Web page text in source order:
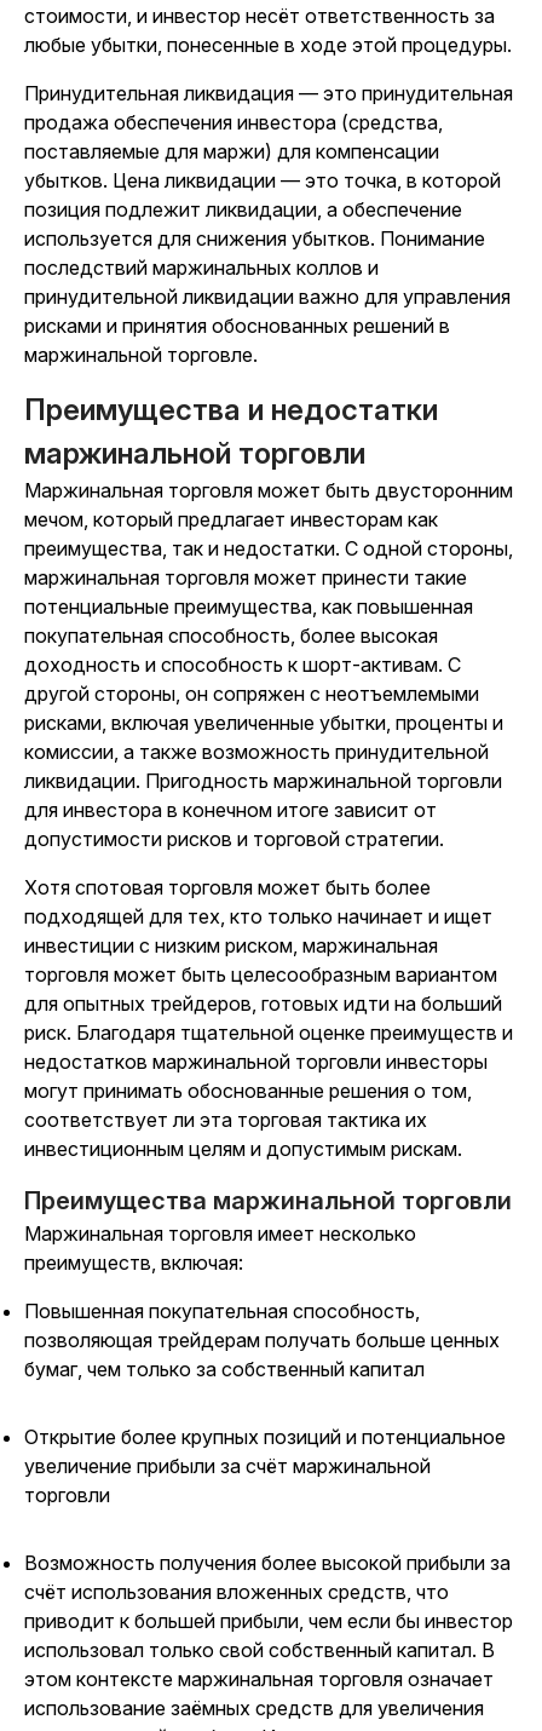
стоимости, и инвестор несёт ответственность за
любые убытки, понесенные в ходе этой процедуры.
Принудительная ликвидация — это принудительная
продажа обеспечения инвестора (средства,
поставляемые для маржи) для компенсации
убытков. Цена ликвидации — это точка, в которой
позиция подлежит ликвидации, а обеспечение
используется для снижения убытков. Понимание
последствий маржинальных коллов и
принудительной ликвидации важно для управления
рисками и принятия обоснованных решений в
маржинальной торговле.
Преимущества и недостатки
маржинальной торговли
Маржинальная торговля может быть двусторонним
мечом, который предлагает инвесторам как
преимущества, так и недостатки. С одной стороны,
маржинальная торговля может принести такие
потенциальные преимущества, как повышенная
покупательная способность, более высокая
доходность и способность к шорт-активам. С
другой стороны, он сопряжен с неотъемлемыми
рисками, включая увеличенные убытки, проценты и
комиссии, а также возможность принудительной
ликвидации. Пригодность маржинальной торговли
для инвестора в конечном итоге зависит от
допустимости рисков и торговой стратегии.
Хотя спотовая торговля может быть более
подходящей для тех, кто только начинает и ищет
инвестиции с низким риском, маржинальная
торговля может быть целесообразным вариантом
для опытных трейдеров, готовых идти на больший
риск. Благодаря тщательной оценке преимуществ и
недостатков маржинальной торговли инвесторы
могут принимать обоснованные решения о том,
соответствует ли эта торговая тактика их
инвестиционным целям и допустимым рискам.
Преимущества маржинальной торговли
Маржинальная торговля имеет несколько
преимуществ, включая:
Повышенная покупательная способность,
позволяющая трейдерам получать больше ценных
бумаг, чем только за собственный капитал
Открытие более крупных позиций и потенциальное
увеличение прибыли за счёт маржинальной
торговли
Возможность получения более высокой прибыли за
счёт использования вложенных средств, что
приводит к большей прибыли, чем если бы инвестор
использовал только свой собственный капитал. В
этом контексте маржинальная торговля означает
использование заёмных средств для увеличения